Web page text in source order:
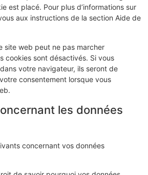
est placé. Pour plus d’informations sur
aux instructions de la section Aide de
site web peut ne pas marcher
cookies sont désactivés. Si vous
votre navigateur, ils seront de
consentement lorsque vous
les données
concernant vos données